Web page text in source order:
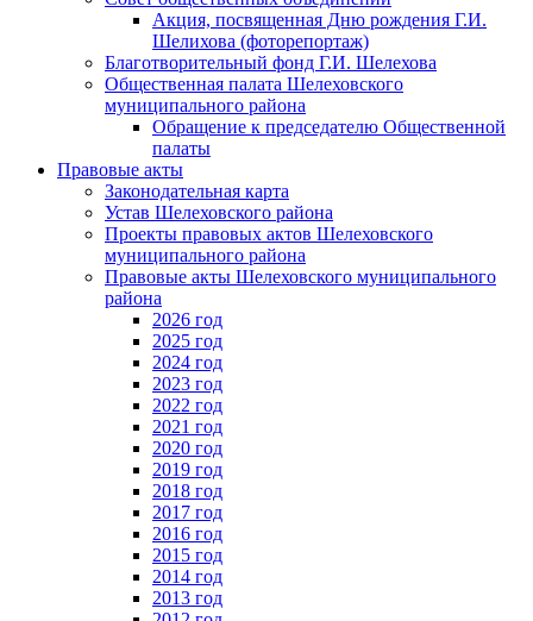
Акция, посвященная Дню рождения Г.И.
Шелихова (фоторепортаж)
Благотворительный фонд Г.И. Шелехова
Общественная палата Шелеховского
муниципального района
Обращение к председателю Общественной
палаты
Правовые акты
Законодательная карта
Устав Шелеховского района
Проекты правовых актов Шелеховского
муниципального района
Правовые акты Шелеховского муниципального
района
2026 год
2025 год
2024 год
2023 год
2022 год
2021 год
2020 год
2019 год
2018 год
2017 год
2016 год
2015 год
2014 год
2013 год